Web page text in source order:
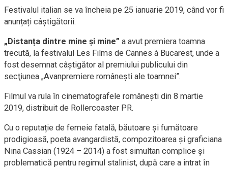
Festivalul italian se va încheia pe 25 ianuarie 2019, când vor fi
anunțați câștigătorii.
„Distanța dintre mine și mine” a avut premiera toamna
trecută, la festivalul Les Films de Cannes à Bucarest, unde a
fost desemnat câştigător al premiului publicului din
secţiunea „Avanpremiere româneşti ale toamnei”.
Filmul va rula în cinematografele româneşti din 8 martie
2019, distribuit de Rollercoaster PR.
Cu o reputație de femeie fatală, băutoare și fumătoare
prodigioasă, poeta avangardistă, compozitoarea și graficiana
Nina Cassian (1924 – 2014) a fost simultan complice și
problematică pentru regimul stalinist, după care a intrat în